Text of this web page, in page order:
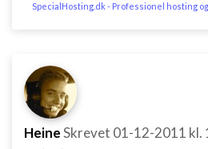
SpecialHosting.dk - Professionel hosting
HeineSkrevet 01-12-2011 kl.